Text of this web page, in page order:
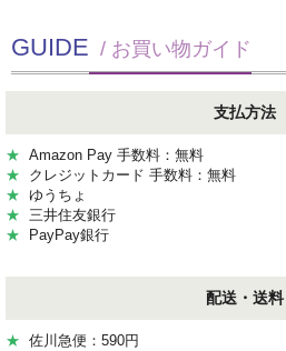
GUIDE / お買い物ガイド
支払方法
★ Amazon Pay 手数料：無料
★ クレジットカード 手数料：無料
★ ゆうちょ
★ 三井住友銀行
★ PayPay銀行
配送・送料
★ 佐川急便：590円